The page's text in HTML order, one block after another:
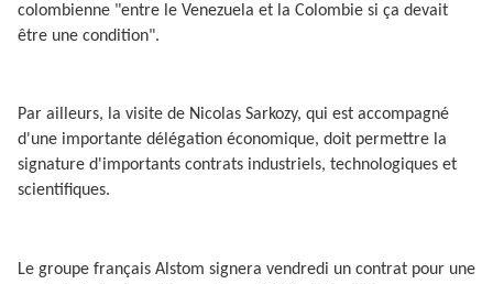
colombienne "entre le Venezuela et la Colombie si ça devait
être une condition".
Par ailleurs, la visite de Nicolas Sarkozy, qui est accompagné
d'une importante délégation économique, doit permettre la
signature d'importants contrats industriels, technologiques et
scientifiques.
Le groupe français Alstom signera vendredi un contrat pour une